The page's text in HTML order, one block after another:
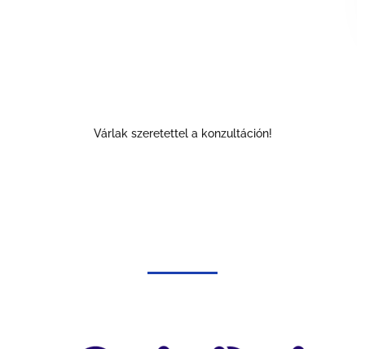
Várlak szeretettel a konzultáción!